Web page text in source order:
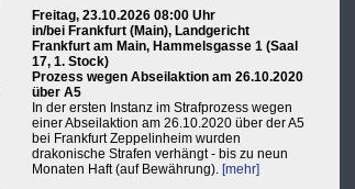
Freitag, 23.10.2026 08:00 Uhr
in/bei Frankfurt (Main), Landgericht
Frankfurt am Main, Hammelsgasse 1 (Saal
17, 1. Stock)
Prozess wegen Abseilaktion am 26.10.2020
über A5
In der ersten Instanz im Strafprozess wegen
einer Abseilaktion am 26.10.2020 über der A5
bei Frankfurt Zeppelinheim wurden
drakonische Strafen verhängt - bis zu neun
Monaten Haft (auf Bewährung). [mehr]